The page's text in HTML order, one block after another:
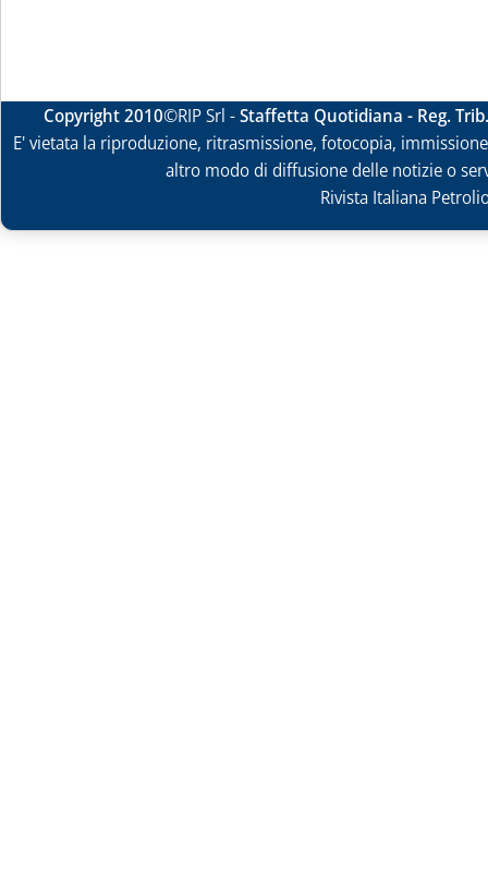
Copyright 2010©RIP Srl -Staffetta Quotidiana - Reg.
E' vietata la riproduzione, ritrasmissione, fotocopia,
altro modo di diffusione delle notizie o
Rivista Italiana